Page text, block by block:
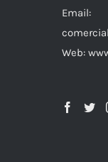
Email:
Web: